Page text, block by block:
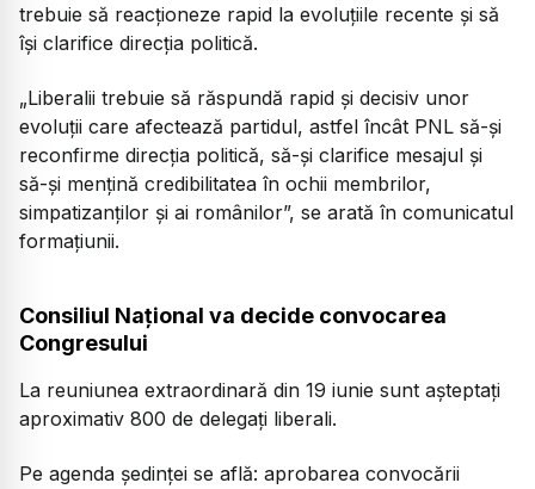
trebuie să reacționeze rapid la evoluțiile recente și să
își clarifice direcția politică.
„Liberalii trebuie să răspundă rapid și decisiv unor
evoluții care afectează partidul, astfel încât PNL să-și
reconfirme direcția politică, să-și clarifice mesajul și
să-și mențină credibilitatea în ochii membrilor,
simpatizanților și ai românilor”, se arată în comunicatul
formațiunii.
Consiliul Național va decide convocarea
Congresului
La reuniunea extraordinară din 19 iunie sunt așteptați
aproximativ 800 de delegați liberali.
Pe agenda ședinței se află: aprobarea convocării